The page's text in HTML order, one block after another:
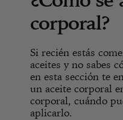
corporal?
Si recién estás
aceites y no sabes
en esta sección te
un aceite corporal
corporal, cuándo
aplicarlo.